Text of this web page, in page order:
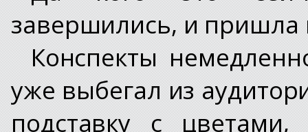
завершились, и пришла
Конспекты
уже выбегал из
подставку с